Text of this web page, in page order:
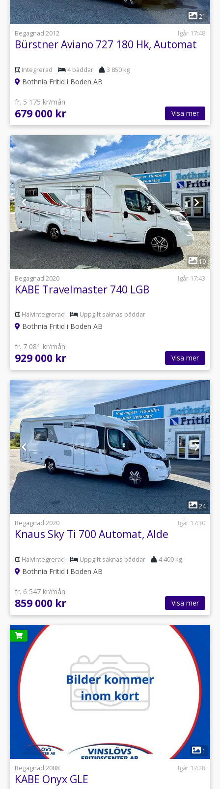
1
21
Begagnad 2012
Igår 17:48
Bürstner Aviano 727 180 Hk, Automat
Integrerad 4 bäddar 3 850 kg
Bothnia Fritid i Boden AB
fr. 5 175 kr/mån
679 000 kr Visa mer
1
19
Begagnad 2020
Igår 17:43
KABE Travelmaster 740 LGB
Halvintegrerad Uppgift saknas bäddar
Bothnia Fritid i Boden AB
fr. 7 081 kr/mån
929 000 kr Visa mer
1
24
Begagnad 2020
Igår 17:30
Knaus Sky Ti 700 Automat, Alde
Halvintegrerad Uppgift saknas bäddar 4 400 kg
Bothnia Fritid i Boden AB
fr. 6 547 kr/mån
859 000 kr Visa mer
1
Begagnad 2008
Igår 17:28
KABE Onyx GLE